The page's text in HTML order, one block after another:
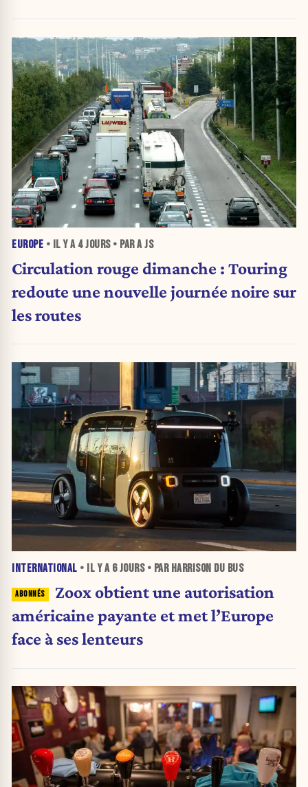
EUROPE • IL Y A 4 JOURS• PAR A JS
Circulation rouge dimanche : Touring
redoute une nouvelle journée noire sur
les routes
INTERNATIONAL • IL Y A 6 JOURS• PAR HARRISON DU BUS
Zoox obtient une autorisation
américaine payante et met l’Europe
face à ses lenteurs